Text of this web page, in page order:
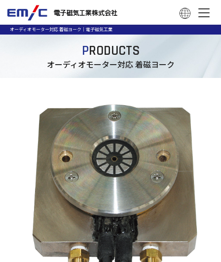
オーディオモーター対応 着磁ヨーク｜電子磁気工業
PRODUCTS
オーディオモーター対応 着磁ヨーク